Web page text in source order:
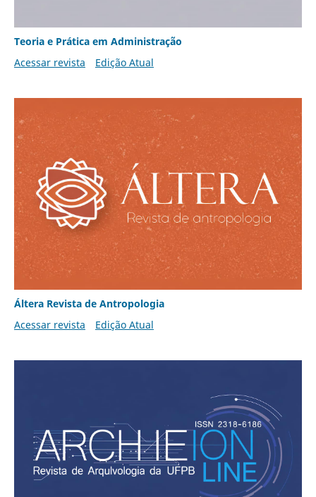
Teoria e Prática em Administração
Acessar revista
Edição Atual
Áltera Revista de Antropologia
Acessar revista
Edição Atual